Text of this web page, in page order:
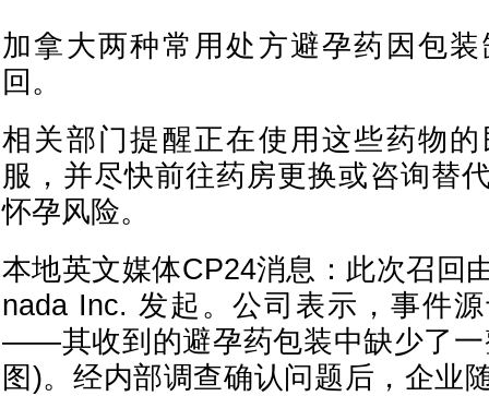
加拿大两种常用处方避孕药因包
回。
相关部门提醒正在使用这些药物
服，并尽快前往药房更换或咨询替
怀孕风险。
本地英文媒体CP24消息：此次召回
nada Inc. 发起。公司表示，事件
——其收到的避孕药包装中缺少了一
图)。经内部调查确认问题后，企业